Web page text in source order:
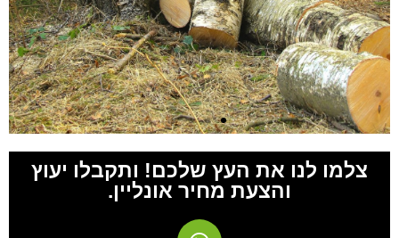
צלמו לנו את העץ שלכם! ותקבלו יעוץ
והצעת מחיר אונליין.